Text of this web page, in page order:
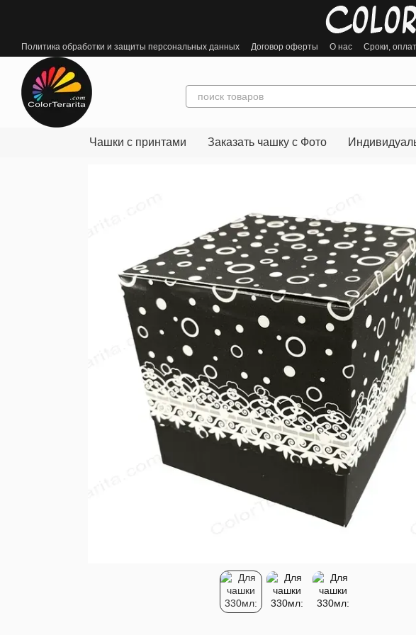
Политика обработки и защиты персональных данных Договор оферты О нас Сроки,
Чашки с принтами Заказать чашку с Фото